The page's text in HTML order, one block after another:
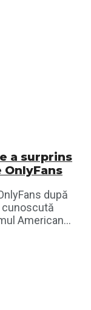
a surprins
după
cunoscută
American...